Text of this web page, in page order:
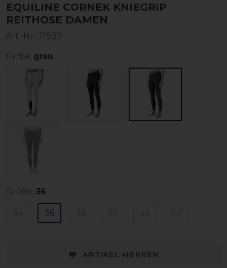
EQUILINE CORNEK KNIEGRIP
REITHOSE DAMEN
Art.-Nr.: 17937
Farbe: grau
Größe: 36
36
ARTIKEL MERKEN